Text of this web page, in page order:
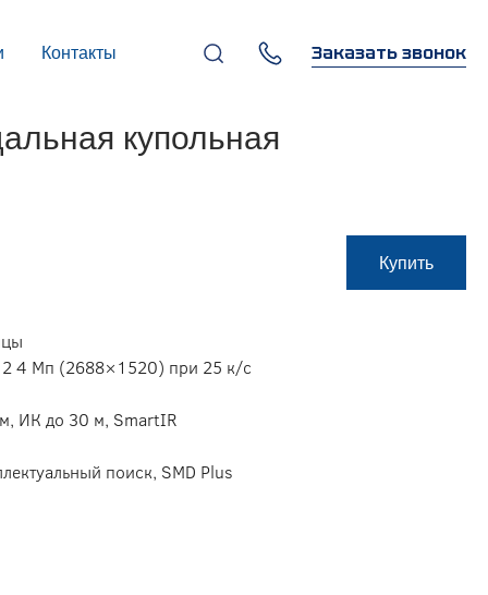
Контакты
г. Москва, 119270,
Лужнецкая наб., д. 6, стр. 1,
Заказать звонок
купольная
Купить
4 Mп (2688×1520) при 25 к/с
м, ИК до 30 м, SmartIR
поиск, SMD Plus